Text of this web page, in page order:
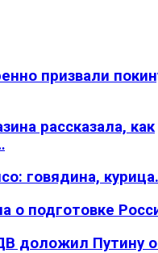
призвали
рассказала, как
говядина,
о подготовке
доложил Путину